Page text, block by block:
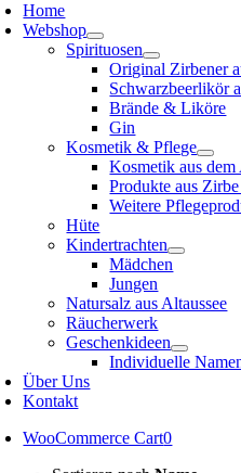
Home
Webshop
Spirituosen
Original Zirbener
Schwarzbeerlikör
Brände & Liköre
Gin
Kosmetik & Pflege
Kosmetik aus dem
Produkte aus
Weitere
Hüte
Kindertrachten
Mädchen
Jungen
Natursalz aus Altaussee
Räucherwerk
Geschenkideen
Individuelle
Über Uns
Kontakt
WooCommerce Cart0